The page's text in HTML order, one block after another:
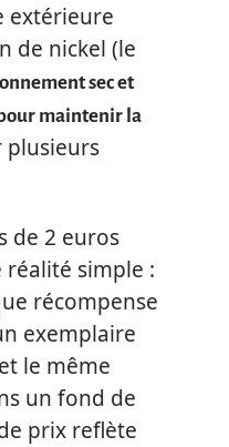
extérieure
de nickel (le
sec et
maintenir la
plusieurs
de 2 euros
réalité simple :
récompense
exemplaire
le même
un fond de
prix reflète